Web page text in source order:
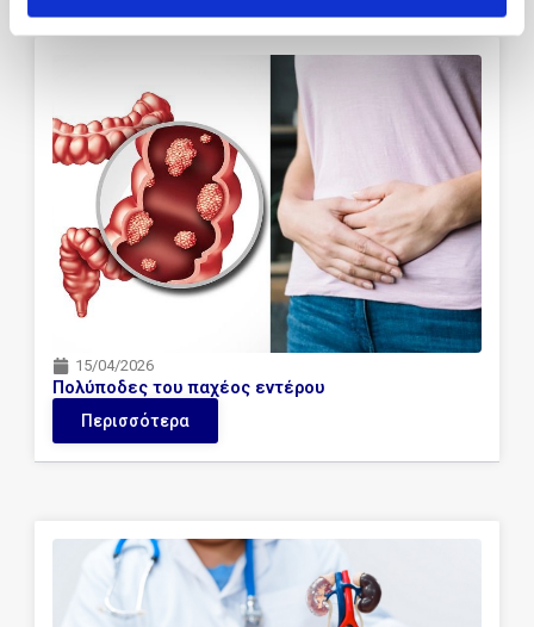
15/04/2026
Πολύποδες του παχέος εντέρου
Περισσότερα